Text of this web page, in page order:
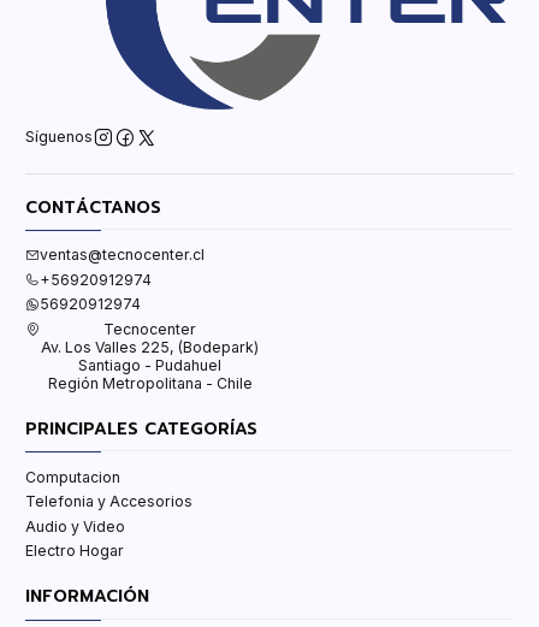
Síguenos
CONTÁCTANOS
ventas@tecnocenter.cl
+56920912974
56920912974
Tecnocenter
Av. Los Valles 225, (Bodepark)
Santiago - Pudahuel
Región Metropolitana - Chile
PRINCIPALES CATEGORÍAS
Computacion
Telefonia y Accesorios
Audio y Video
Electro Hogar
INFORMACIÓN